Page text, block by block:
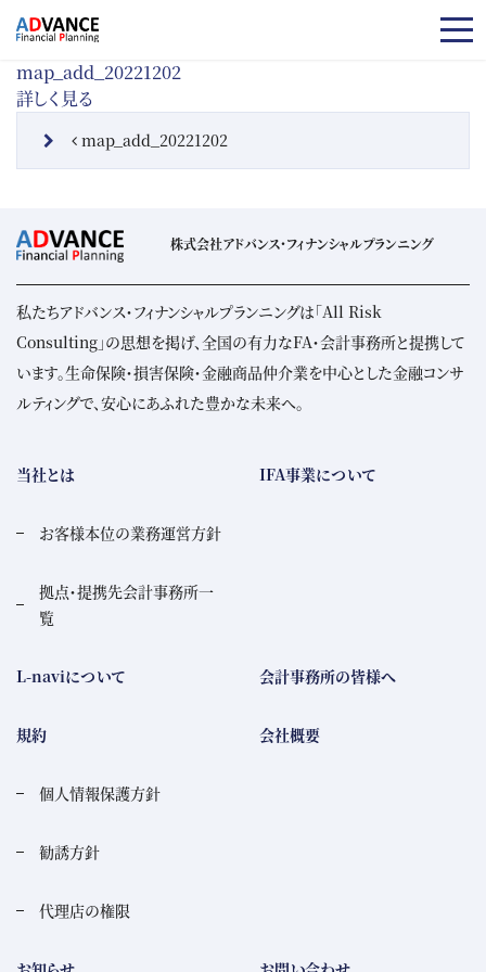
コンテンツへスキップ
map_add_20221202
詳しく見る
投稿ナビゲーション
map_add_20221202
株式会社アドバンス・フィナンシャルプランニング
私たちアドバンス・フィナンシャルプランニングは「All Risk
Consulting」の思想を掲げ、全国の有力なFA・会計事務所と提携して
います。生命保険・損害保険・金融商品仲介業を中心とした金融コンサ
ルティングで、安心にあふれた豊かな未来へ。
当社とは
お客様本位の業務運営方針
拠点・提携先会計事務所一
覧
IFA事業について
L-naviについて 会計事務所の皆様へ
規約
個人情報保護方針
勧誘方針
代理店の権限
会社概要